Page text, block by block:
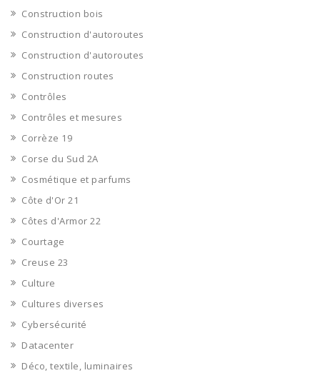
Construction bois
Construction d'autoroutes
Construction d'autoroutes
Construction routes
Contrôles
Contrôles et mesures
Corrèze 19
Corse du Sud 2A
Cosmétique et parfums
Côte d'Or 21
Côtes d'Armor 22
Courtage
Creuse 23
Culture
Cultures diverses
Cybersécurité
Datacenter
Déco, textile, luminaires